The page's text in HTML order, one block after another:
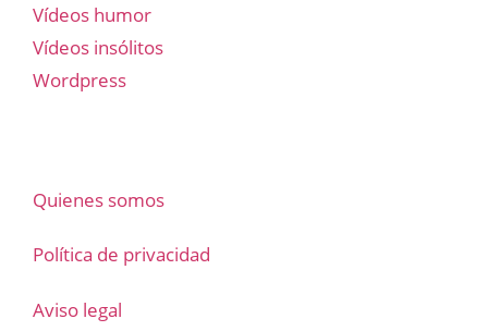
Vídeos humor
Vídeos insólitos
Wordpress
Quienes somos
Política de privacidad
Aviso legal